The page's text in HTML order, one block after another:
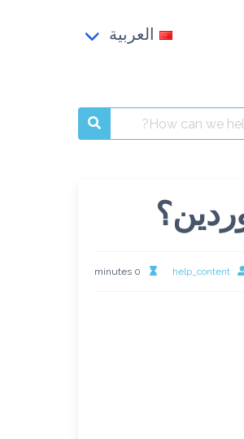
العربية
العربية
English
help_content
0 minutes